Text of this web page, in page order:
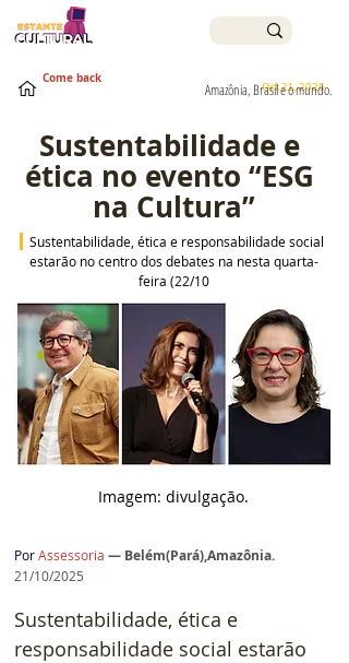
Oct 21, 2025
Amazônia, Brasil e o mundo.
Come back
Sustentabilidade e
ética no evento “ESG
na Cultura”
Sustentabilidade, ética e responsabilidade social
estarão no centro dos debates na nesta quarta-
feira (22/10
Imagem: divulgação.
Por Assessoria — Belém(Pará),Amazônia.
21/10/2025
Sustentabilidade, ética e
responsabilidade social estarão